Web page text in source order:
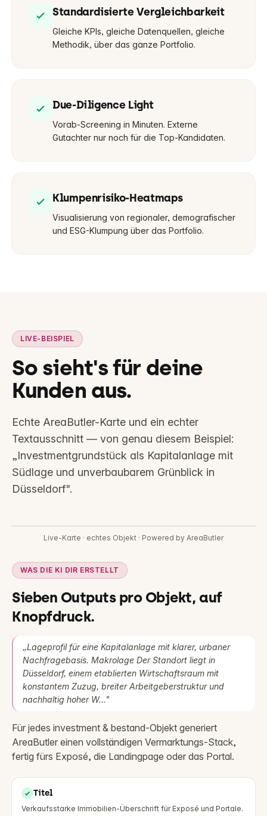
Standardisierte Vergleichbarkeit
Gleiche KPIs, gleiche Datenquellen, gleiche
Methodik, über das ganze Portfolio.
Due-Diligence Light
Vorab-Screening in Minuten. Externe
Gutachter nur noch für die Top-Kandidaten.
Klumpenrisiko-Heatmaps
Visualisierung von regionaler, demografischer
und ESG-Klumpung über das Portfolio.
LIVE-BEISPIEL
So sieht's für deine
Kunden aus.
Echte AreaButler-Karte und ein echter
Textausschnitt — von genau diesem Beispiel:
„Investmentgrundstück als Kapitalanlage mit
Südlage und unverbaubarem Grünblick in
Düsseldorf".
Interaktive Lagekarte
Live-Karte · echtes Objekt · Powered by AreaButler
WAS DIE KI DIR ERSTELLT
Sieben Outputs pro Objekt, auf
Knopfdruck.
„Lageprofil für eine Kapitalanlage mit klarer, urbaner
Nachfragebasis. Makrolage Der Standort liegt in
Düsseldorf, einem etablierten Wirtschaftsraum mit
konstantem Zuzug, breiter Arbeitgeberstruktur und
nachhaltig hoher W…"
Für jedes investment & bestand-Objekt generiert
AreaButler einen vollständigen Vermarktungs-Stack,
fertig fürs Exposé, die Landingpage oder das Portal.
Titel
Verkaufsstarke Immobilien-Überschrift für Exposé und Portale.